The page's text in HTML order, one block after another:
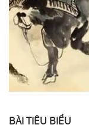
BÀI TIÊU BIỂU